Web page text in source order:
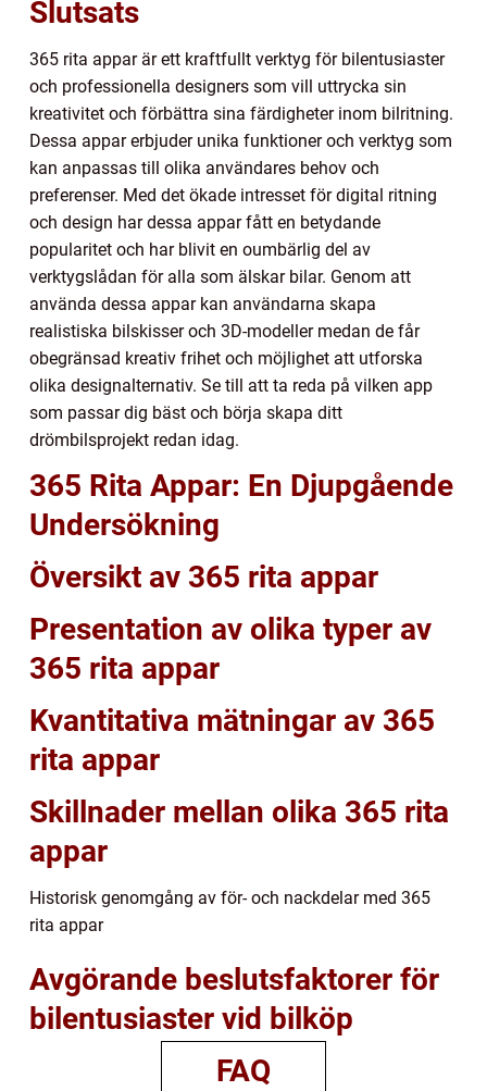
Slutsats
365 rita appar är ett kraftfullt verktyg för bilentusiaster
och professionella designers som vill uttrycka sin
kreativitet och förbättra sina färdigheter inom bilritning.
Dessa appar erbjuder unika funktioner och verktyg som
kan anpassas till olika användares behov och
preferenser. Med det ökade intresset för digital ritning
och design har dessa appar fått en betydande
popularitet och har blivit en oumbärlig del av
verktygslådan för alla som älskar bilar. Genom att
använda dessa appar kan användarna skapa
realistiska bilskisser och 3D-modeller medan de får
obegränsad kreativ frihet och möjlighet att utforska
olika designalternativ. Se till att ta reda på vilken app
som passar dig bäst och börja skapa ditt
drömbilsprojekt redan idag.
365 Rita Appar: En Djupgående
Undersökning
Översikt av 365 rita appar
Presentation av olika typer av
365 rita appar
Kvantitativa mätningar av 365
rita appar
Skillnader mellan olika 365 rita
appar
Historisk genomgång av för- och nackdelar med 365
rita appar
Avgörande beslutsfaktorer för
bilentusiaster vid bilköp
FAQ